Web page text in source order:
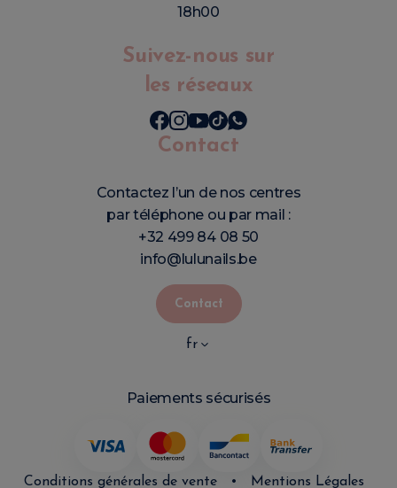
18h00
Suivez-nous sur
les réseaux
Contact
Contactez l’un de nos centres
par téléphone ou par mail :
+32 499 84 08 50
info@lulunails.be
Contact
fr
Paiements sécurisés
Conditions générales de vente • Mentions Légales